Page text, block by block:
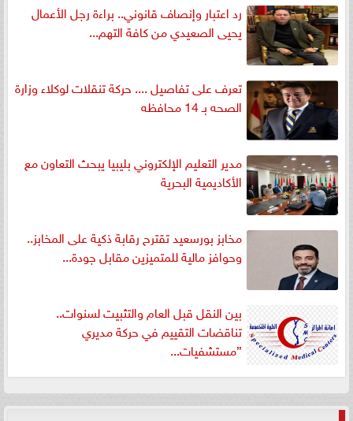
رد اعتبار وإنصاف قانوني.. براءة رجل الأعمال
يحيى الصعيدي من كافة التهم...
تعرف على تفاصيل .... حركة تنقلات لوكلاء وزارة
الصحه بـ 14 محافظه
مدير التعليم الإلكتروني بليبيا يبحث التعاون مع
الأكاديمية البحرية
مخابز بورسعيد تقترح رقابة ذكية على المخابز..
وحوافز مالية للمتميزين مقابل جودة...
بين النقل قبل العام والتثبيت لسنوات..
تناقضات التقييم في حركة مديري
”مستشفيات...